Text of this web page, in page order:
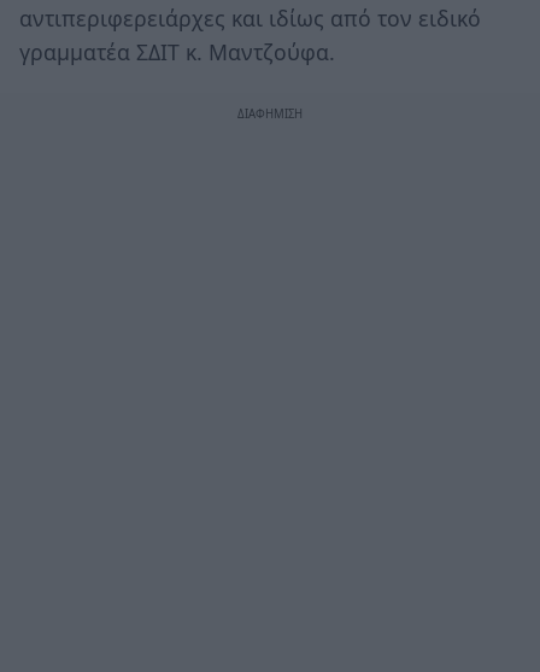
αντιπεριφερειάρχες και ιδίως από τον ειδικό
γραμματέα ΣΔΙΤ κ. Μαντζούφα.